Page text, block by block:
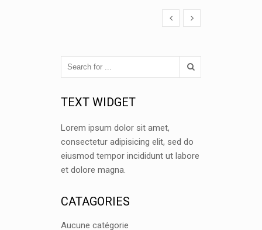
TEXT WIDGET
Lorem ipsum dolor sit amet,
consectetur adipisicing elit, sed do
eiusmod tempor incididunt ut labore
et dolore magna.
CATAGORIES
Aucune catégorie